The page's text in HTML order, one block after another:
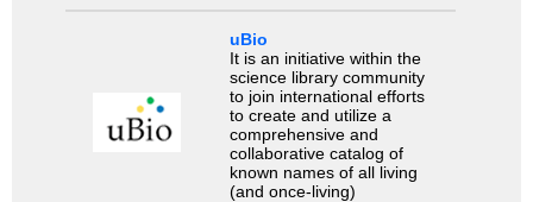
uBio
It is an initiative within the
science library community
to join international efforts
to create and utilize a
comprehensive and
collaborative catalog of
known names of all living
(and once-living)